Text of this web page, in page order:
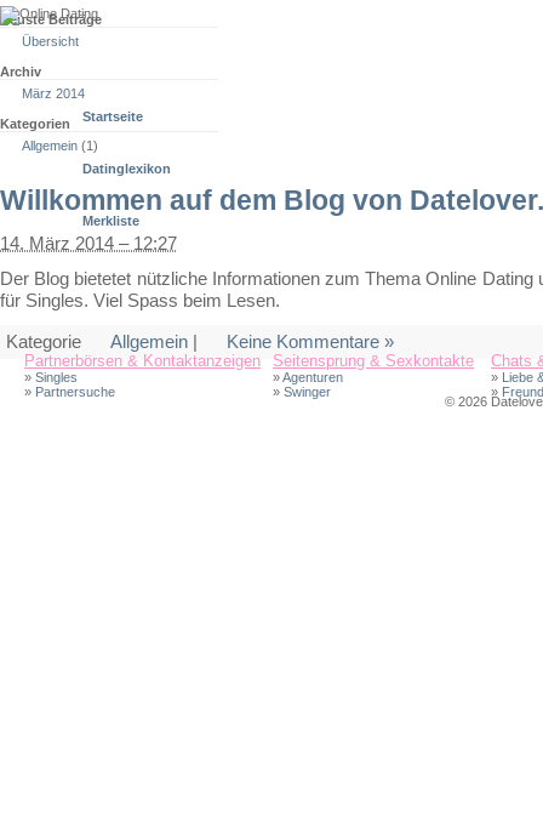
Startseite
Datinglexikon
Partnerbörsen & Kontaktanzeigen Seitensprung & Sexkontakte Chats
» Singles »Agenturen » Liebe
» Partnersuche » Swinger »
Neuste Beiträge
Übersicht
Archiv
März 2014
Kategorien
Allgemein (1)
Willkommen auf dem Blog von
14. März 2014 – 12:27
Der Blog bietetet nützliche Informationen zum Thema Online Dating
für Singles. Viel Spass beim Lesen.
Kategorie
Allgemein | Keine Kommentare »
© 2026
Merkliste